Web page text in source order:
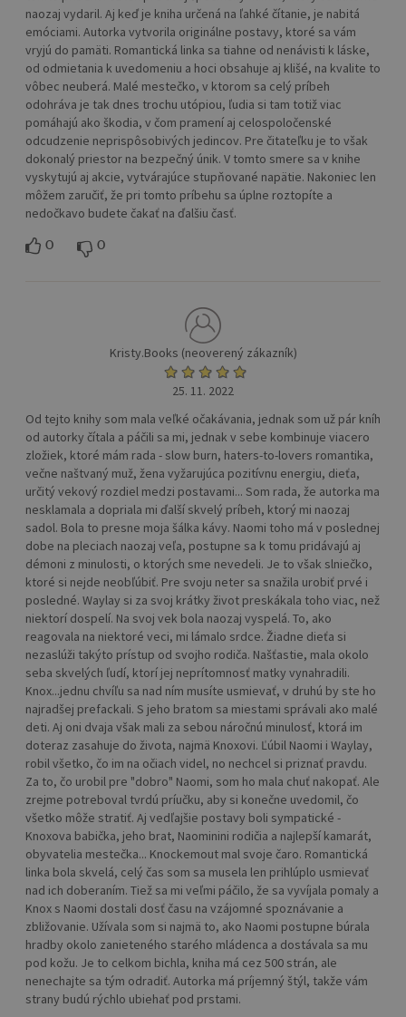
naozaj vydaril. Aj keď je kniha určená na ľahké čítanie, je nabitá
emóciami. Autorka vytvorila originálne postavy, ktoré sa vám
vryjú do pamäti. Romantická linka sa tiahne od nenávisti k láske,
od odmietania k uvedomeniu a hoci obsahuje aj klišé, na kvalite to
vôbec neuberá. Malé mestečko, v ktorom sa celý príbeh
odohráva je tak dnes trochu utópiou, ľudia si tam totiž viac
pomáhajú ako škodia, v čom pramení aj celospoločenské
odcudzenie neprispôsobivých jedincov. Pre čitateľku je to však
dokonalý priestor na bezpečný únik. V tomto smere sa v knihe
vyskytujú aj akcie, vytvárajúce stupňované napätie. Nakoniec len
môžem zaručiť, že pri tomto príbehu sa úplne roztopíte a
nedočkavo budete čakať na ďalšiu časť.
0 0
Kristy.Books (neoverený zákazník)
25. 11. 2022
Od tejto knihy som mala veľké očakávania, jednak som už pár kníh
od autorky čítala a páčili sa mi, jednak v sebe kombinuje viacero
zložiek, ktoré mám rada - slow burn, haters-to-lovers romantika,
večne naštvaný muž, žena vyžarujúca pozitívnu energiu, dieťa,
určitý vekový rozdiel medzi postavami... Som rada, že autorka ma
nesklamala a dopriala mi ďalší skvelý príbeh, ktorý mi naozaj
sadol. Bola to presne moja šálka kávy. Naomi toho má v poslednej
dobe na pleciach naozaj veľa, postupne sa k tomu pridávajú aj
démoni z minulosti, o ktorých sme nevedeli. Je to však slniečko,
ktoré si nejde neobľúbiť. Pre svoju neter sa snažila urobiť prvé i
posledné. Waylay si za svoj krátky život preskákala toho viac, než
niektorí dospelí. Na svoj vek bola naozaj vyspelá. To, ako
reagovala na niektoré veci, mi lámalo srdce. Žiadne dieťa si
nezaslúži takýto prístup od svojho rodiča. Našťastie, mala okolo
seba skvelých ľudí, ktorí jej neprítomnosť matky vynahradili.
Knox...jednu chvíľu sa nad ním musíte usmievať, v druhú by ste ho
najradšej prefackali. S jeho bratom sa miestami správali ako malé
deti. Aj oni dvaja však mali za sebou náročnú minulosť, ktorá im
doteraz zasahuje do života, najmä Knoxovi. Ľúbil Naomi i Waylay,
robil všetko, čo im na očiach videl, no nechcel si priznať pravdu.
Za to, čo urobil pre "dobro" Naomi, som ho mala chuť nakopať. Ale
zrejme potreboval tvrdú príučku, aby si konečne uvedomil, čo
všetko môže stratiť. Aj vedľajšie postavy boli sympatické -
Knoxova babička, jeho brat, Naominini rodičia a najlepší kamarát,
obyvatelia mestečka... Knockemout mal svoje čaro. Romantická
linka bola skvelá, celý čas som sa musela len prihlúplo usmievať
nad ich doberaním. Tiež sa mi veľmi páčilo, že sa vyvíjala pomaly a
Knox s Naomi dostali dosť času na vzájomné spoznávanie a
zbližovanie. Užívala som si najmä to, ako Naomi postupne búrala
hradby okolo zanieteného starého mládenca a dostávala sa mu
pod kožu. Je to celkom bichla, kniha má cez 500 strán, ale
nenechajte sa tým odradiť. Autorka má príjemný štýl, takže vám
strany budú rýchlo ubiehať pod prstami.